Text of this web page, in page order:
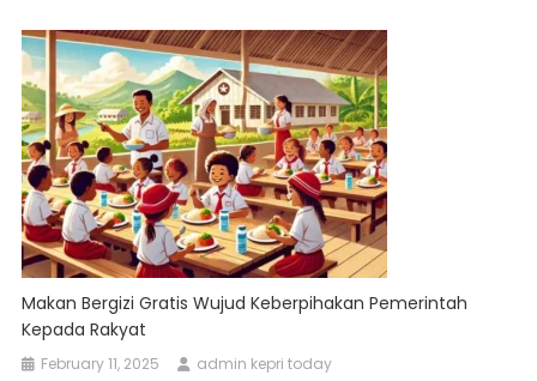
Makan Bergizi Gratis Wujud Keberpihakan Pemerintah
Kepada Rakyat
February 11, 2025 admin kepri today